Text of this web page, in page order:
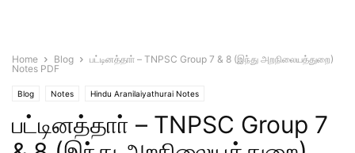
Home Blog
பட்டினத்தாா் – TNPSC Group 7 & 8 (இந்து அறநிலையத்துறை)
Notes PDF
Blog Notes Hindu Aranilaiyathurai Notes
பட்டினத்தாா் – TNPSC Group 7